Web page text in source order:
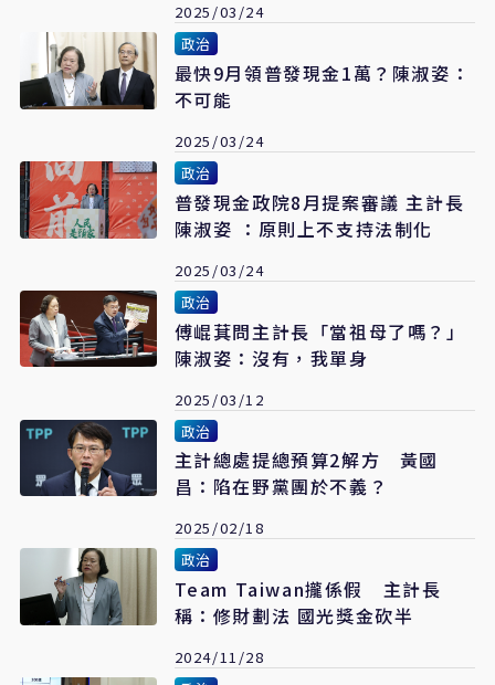
2025/03/24
政治
最快9月領普發現金1萬？陳淑姿：
不可能
2025/03/24
政治
普發現金政院8月提案審議 主計長
陳淑姿 ：原則上不支持法制化
2025/03/24
政治
傅崐萁問主計長「當祖母了嗎？」
陳淑姿：沒有，我單身
2025/03/12
政治
主計總處提總預算2解方 黃國
昌：陷在野黨團於不義？
2025/02/18
政治
Team Taiwan攏係假 主計長
稱：修財劃法 國光獎金砍半
2024/11/28